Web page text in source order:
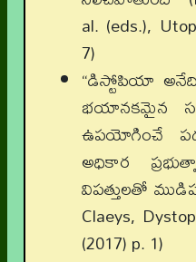
al. (eds.),
7)
“డిస్టోపియా
భయానకమైన
ఉపయోగించే
అధికార
విపత్తులతో
Claeys,
(2017) p. 1)